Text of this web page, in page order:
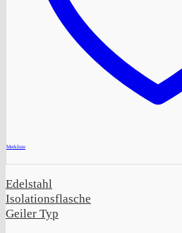
Merkliste
Edelstahl
Isolationsflasche
Geiler Typ